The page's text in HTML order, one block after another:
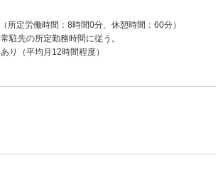
所定労働時間：8時間0分、休憩時間：60分）
駐先の所定勤務時間に従う。
り（平均月12時間程度）